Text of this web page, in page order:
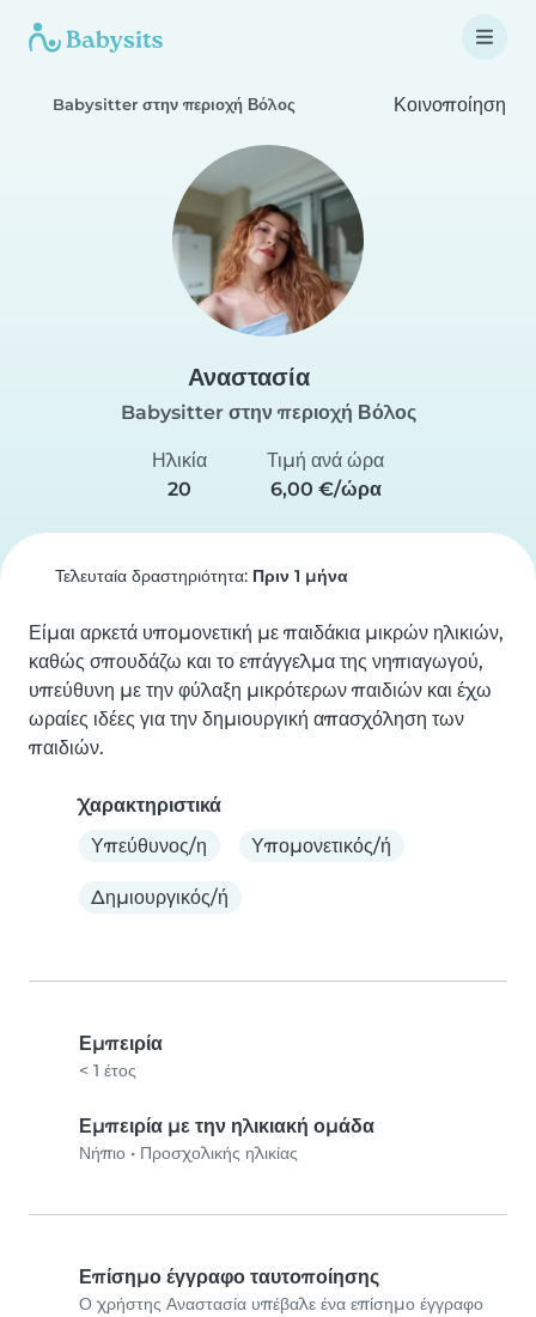
Babysitter στην περιοχή Βόλος Κοινοποίηση
Αναστασία
Babysitter στην περιοχή Βόλος
Ηλικία
20
Τιμή ανά ώρα
6,00 €/ώρα
Τελευταία δραστηριότητα: Πριν 1 μήνα
Είμαι αρκετά υπομονετική με παιδάκια μικρών ηλικιών,
καθώς σπουδάζω και το επάγγελμα της νηπιαγωγού,
υπεύθυνη με την φύλαξη μικρότερων παιδιών και έχω
ωραίες ιδέες για την δημιουργική απασχόληση των
παιδιών.
Χαρακτηριστικά
Υπεύθυνος/η
Υπομονετικός/ή
Δημιουργικός/ή
Εμπειρία
< 1 έτος
Εμπειρία με την ηλικιακή ομάδα
Νήπιο • Προσχολικής ηλικίας
Επίσημο έγγραφο ταυτοποίησης
Ο χρήστης Αναστασία υπέβαλε ένα επίσημο έγγραφο